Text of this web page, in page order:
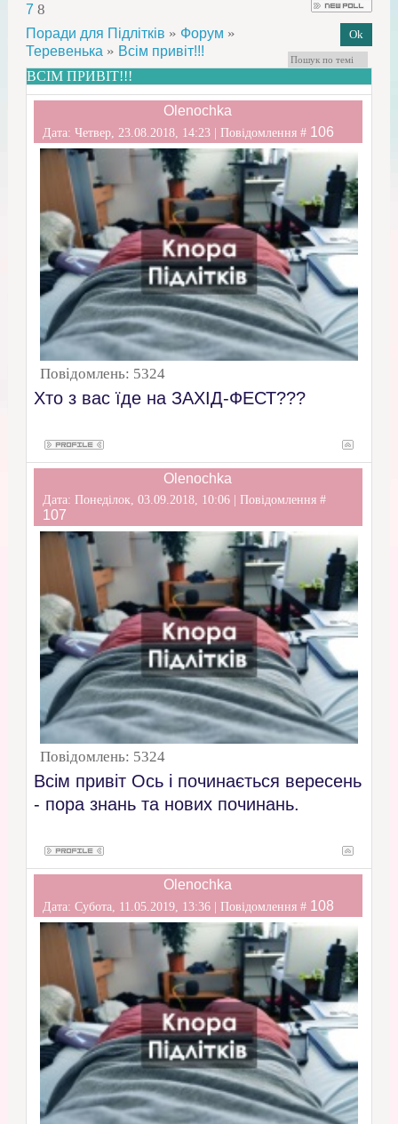
7 8
Поради для Підлітків » Форум »
Теревенька » Всім привіт!!!
ВСІМ ПРИВІТ!!!
Olenochka
Дата: Четвер, 23.08.2018, 14:23 | Повідомлення # 106
Повідомлень: 5324
Хто з вас їде на ЗАХІД-ФЕСТ???
Olenochka
Дата: Понеділок, 03.09.2018, 10:06 | Повідомлення #
107
Повідомлень: 5324
Всім привіт Ось і починається вересень
- пора знань та нових починань.
Olenochka
Дата: Субота, 11.05.2019, 13:36 | Повідомлення # 108